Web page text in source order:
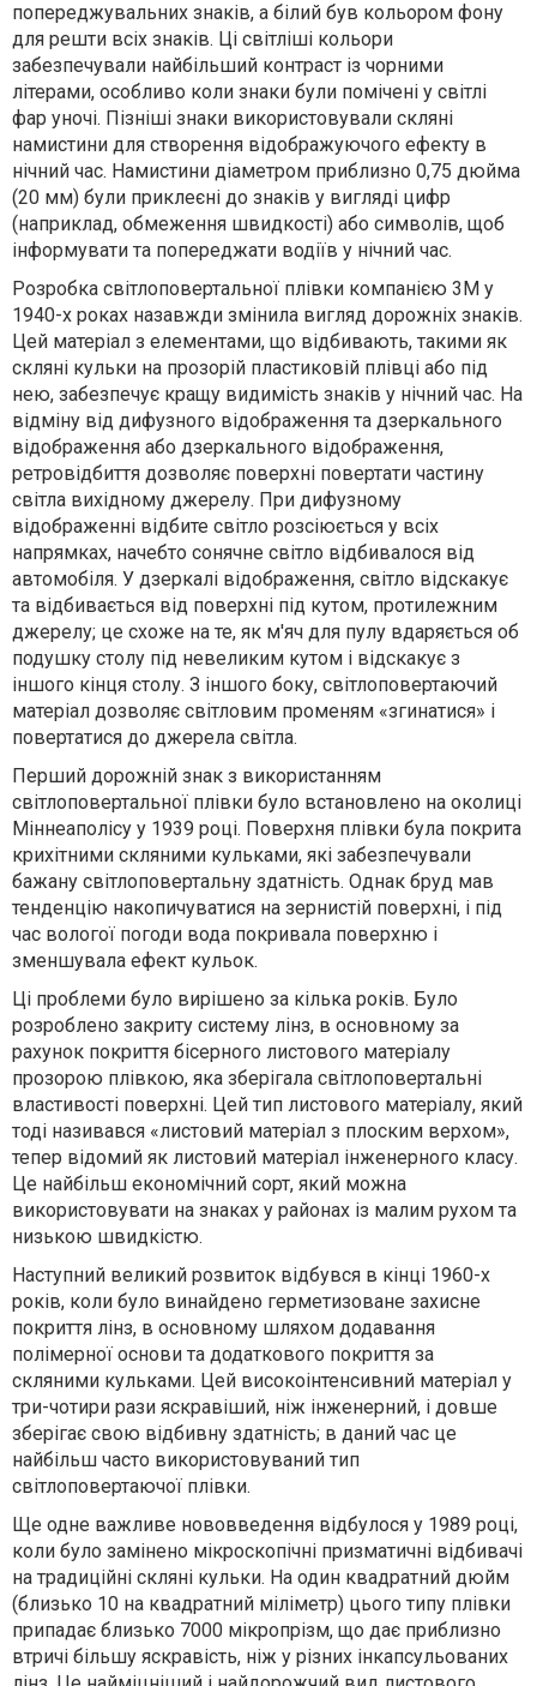
попереджувальних знаків, а білий був кольором фону
для решти всіх знаків. Ці світліші кольори
забезпечували найбільший контраст із чорними
літерами, особливо коли знаки були помічені у світлі
фар уночі. Пізніші знаки використовували скляні
намистини для створення відображуючого ефекту в
нічний час. Намистини діаметром приблизно 0,75 дюйма
(20 мм) були приклеєні до знаків у вигляді цифр
(наприклад, обмеження швидкості) або символів, щоб
інформувати та попереджати водіїв у нічний час.
Розробка світлоповертальної плівки компанією 3M у
1940-х роках назавжди змінила вигляд дорожніх знаків.
Цей матеріал з елементами, що відбивають, такими як
скляні кульки на прозорій пластиковій плівці або під
нею, забезпечує кращу видимість знаків у нічний час. На
відміну від дифузного відображення та дзеркального
відображення або дзеркального відображення,
ретровідбиття дозволяє поверхні повертати частину
світла вихідному джерелу. При дифузному
відображенні відбите світло розсіюється у всіх
напрямках, начебто сонячне світло відбивалося від
автомобіля. У дзеркалі відображення, світло відскакує
та відбивається від поверхні під кутом, протилежним
джерелу; це схоже на те, як м'яч для пулу вдаряється об
подушку столу під невеликим кутом і відскакує з
іншого кінця столу. З іншого боку, світлоповертаючий
матеріал дозволяє світловим променям «згинатися» і
повертатися до джерела світла.
Перший дорожній знак з використанням
світлоповертальної плівки було встановлено на околиці
Міннеаполісу у 1939 році. Поверхня плівки була покрита
крихітними скляними кульками, які забезпечували
бажану світлоповертальну здатність. Однак бруд мав
тенденцію накопичуватися на зернистій поверхні, і під
час вологої погоди вода покривала поверхню і
зменшувала ефект кульок.
Ці проблеми було вирішено за кілька років. Було
розроблено закриту систему лінз, в основному за
рахунок покриття бісерного листового матеріалу
прозорою плівкою, яка зберігала світлоповертальні
властивості поверхні. Цей тип листового матеріалу, який
тоді називався «листовий матеріал з плоским верхом»,
тепер відомий як листовий матеріал інженерного класу.
Це найбільш економічний сорт, який можна
використовувати на знаках у районах із малим рухом та
низькою швидкістю.
Наступний великий розвиток відбувся в кінці 1960-х
років, коли було винайдено герметизоване захисне
покриття лінз, в основному шляхом додавання
полімерної основи та додаткового покриття за
скляними кульками. Цей високоінтенсивний матеріал у
три-чотири рази яскравіший, ніж інженерний, і довше
зберігає свою відбивну здатність; в даний час це
найбільш часто використовуваний тип
світлоповертаючої плівки.
Ще одне важливе нововведення відбулося у 1989 році,
коли було замінено мікроскопічні призматичні відбивачі
на традиційні скляні кульки. На один квадратний дюйм
(близько 10 на квадратний міліметр) цього типу плівки
припадає близько 7000 мікропрізм, що дає приблизно
втричі більшу яскравість, ніж у різних інкапсульованих